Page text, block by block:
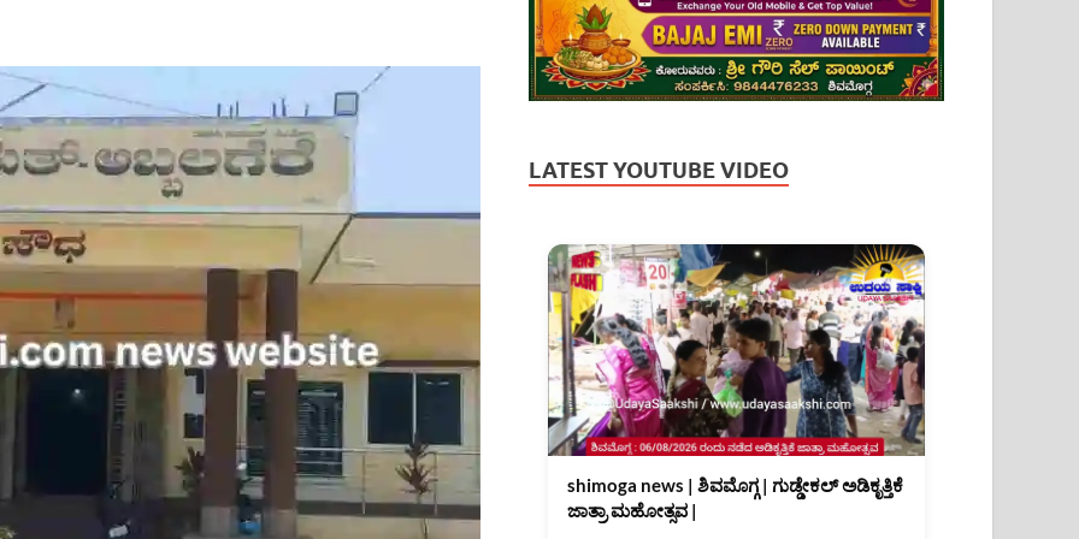
LATEST YOUTUBE VIDEO
shimoga news | ಶಿವಮೊಗ್ಗ | ಗುಡ್ಡೇಕಲ್ ಅಡಿಕೃತ್ತಿಕೆ
ಜಾತ್ರಾ ಮಹೋತ್ಸವ |